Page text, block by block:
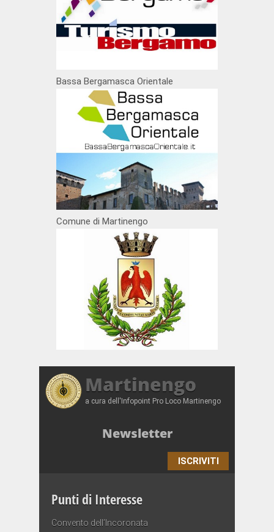
Bassa Bergamasca Orientale
Comune di Martinengo
Martinengo
a cura dell'Infopoint Pro Loco Martinengo
Newsletter
ISCRIVITI
Punti di Interesse
Convento dell’Incoronata